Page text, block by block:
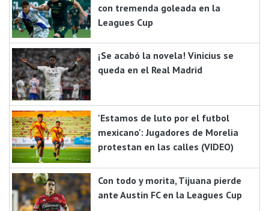
con tremenda goleada en la
Leagues Cup
¡Se acabó la novela! Vinicius se
queda en el Real Madrid
'Estamos de luto por el futbol
mexicano': Jugadores de Morelia
protestan en las calles (VIDEO)
Con todo y morita, Tijuana pierde
ante Austin FC en la Leagues Cup